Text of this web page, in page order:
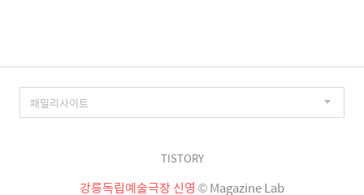
TISTORY
강릉독립예술극장 신영 © Magazine Lab